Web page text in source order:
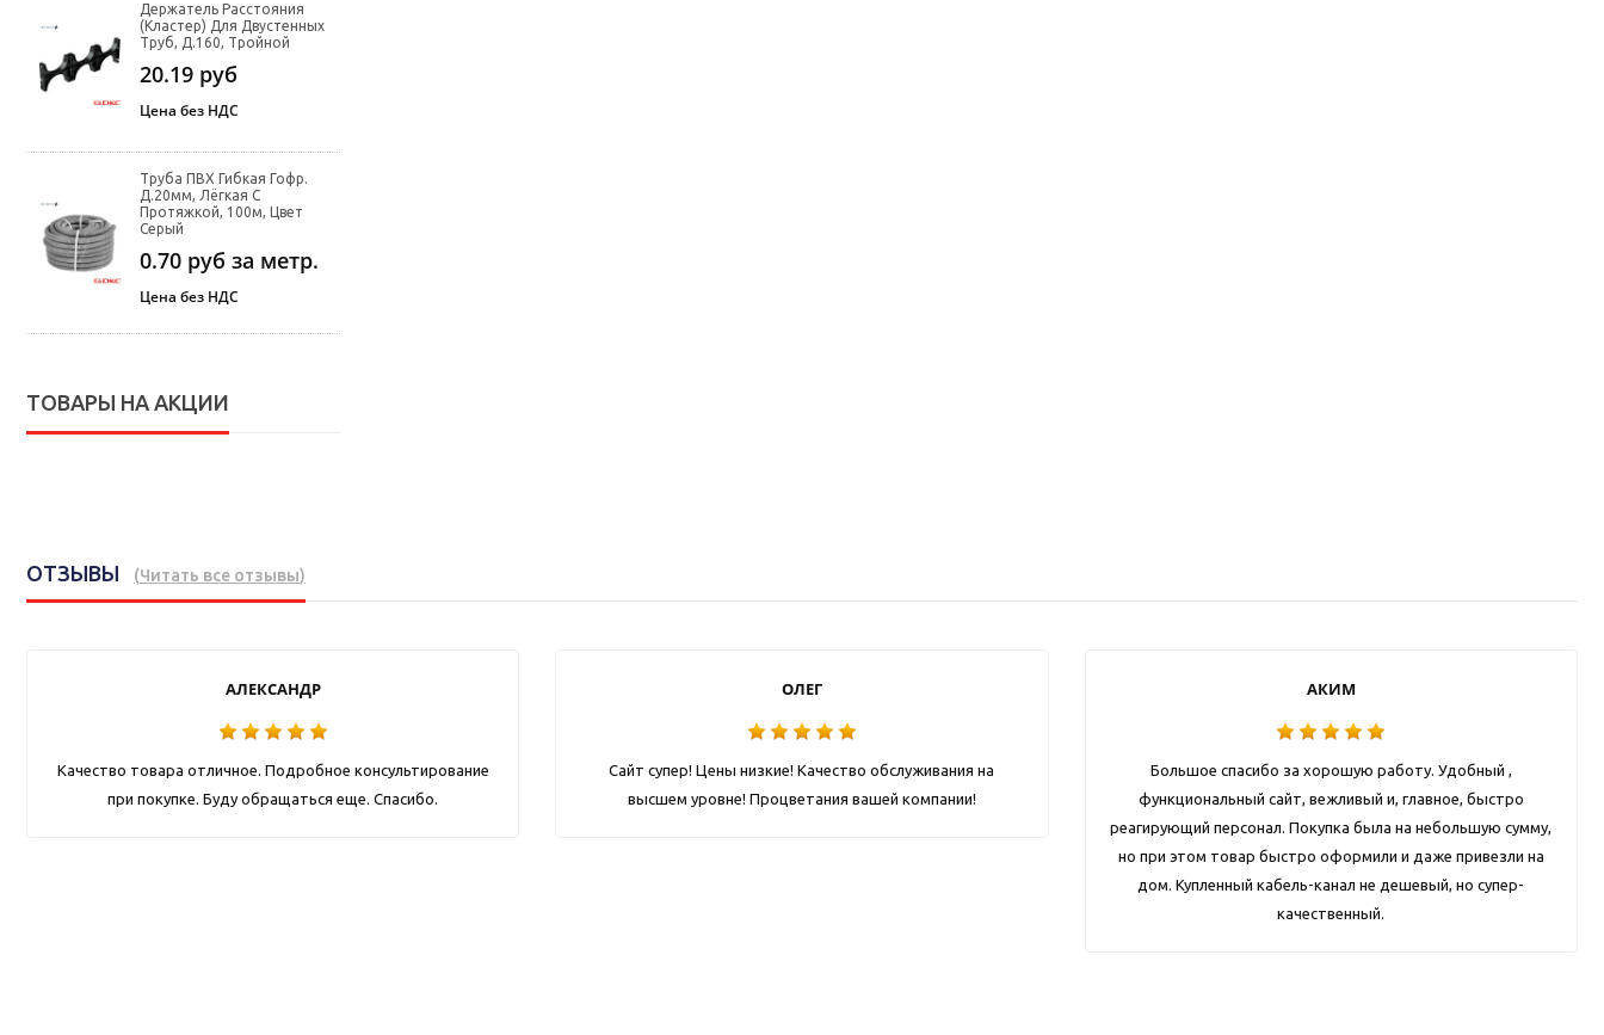
Держатель Расстояния
(кластер) Для Двустенных
Труб, Д.160, Тройной
20.19 руб
Цена без НДС
Труба ПВХ Гибкая Гофр.
Д.20мм, Лёгкая С
Протяжкой, 100м, Цвет
Серый
0.70 руб за метр.
Цена без НДС
ТОВАРЫ НА АКЦИИ
ОТЗЫВЫ (Читать все отзывы)
АЛЕКСАНДР
Качество товара отличное. Подробное консультирование
при покупке. Буду обращаться еще. Спасибо.
ОЛЕГ
Сайт супер! Цены низкие! Качество обслуживания на
высшем уровне! Процветания вашей компании!
АКИМ
Большое спасибо за хорошую работу. Удобный ,
функциональный сайт, вежливый и, главное, быстро
реагирующий персонал. Покупка была на небольшую сумму,
но при этом товар быстро оформили и даже привезли на
дом. Купленный кабель-канал не дешевый, но супер-
качественный.